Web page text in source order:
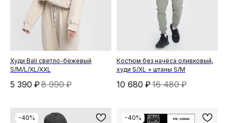
Худи Bali светло-бежевый
S/M/L/XL/XXL
5 390 ₽8 990 ₽
Костюм без начёса оливковый,
худи S/XL + штаны S/M
10 680 ₽16 480 ₽
-40% -40%